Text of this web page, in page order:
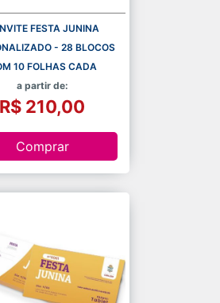
FESTA JUNINA
- 28 BLOCOS
10 FOLHAS CADA
a partir de:
R$ 210,00
Comprar